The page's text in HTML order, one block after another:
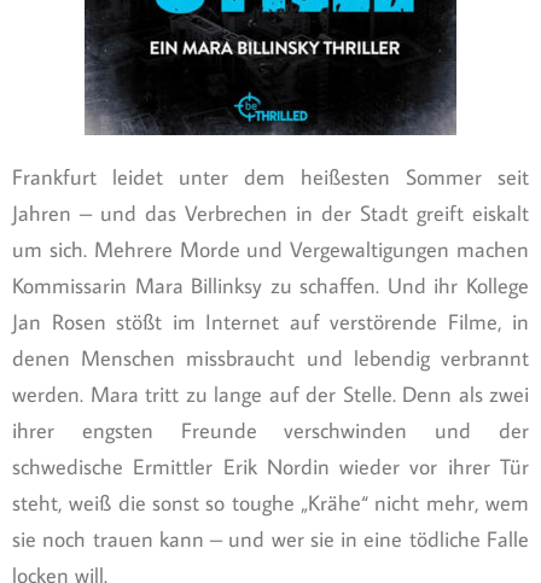
Frankfurt leidet unter dem heißesten Sommer seit
Jahren – und das Verbrechen in der Stadt greift eiskalt
um sich. Mehrere Morde und Vergewaltigungen machen
Kommissarin Mara Billinksy zu schaffen. Und ihr Kollege
Jan Rosen stößt im Internet auf verstörende Filme, in
denen Menschen missbraucht und lebendig verbrannt
werden. Mara tritt zu lange auf der Stelle. Denn als zwei
ihrer engsten Freunde verschwinden und der
schwedische Ermittler Erik Nordin wieder vor ihrer Tür
steht, weiß die sonst so toughe „Krähe“ nicht mehr, wem
sie noch trauen kann – und wer sie in eine tödliche Falle
locken will.